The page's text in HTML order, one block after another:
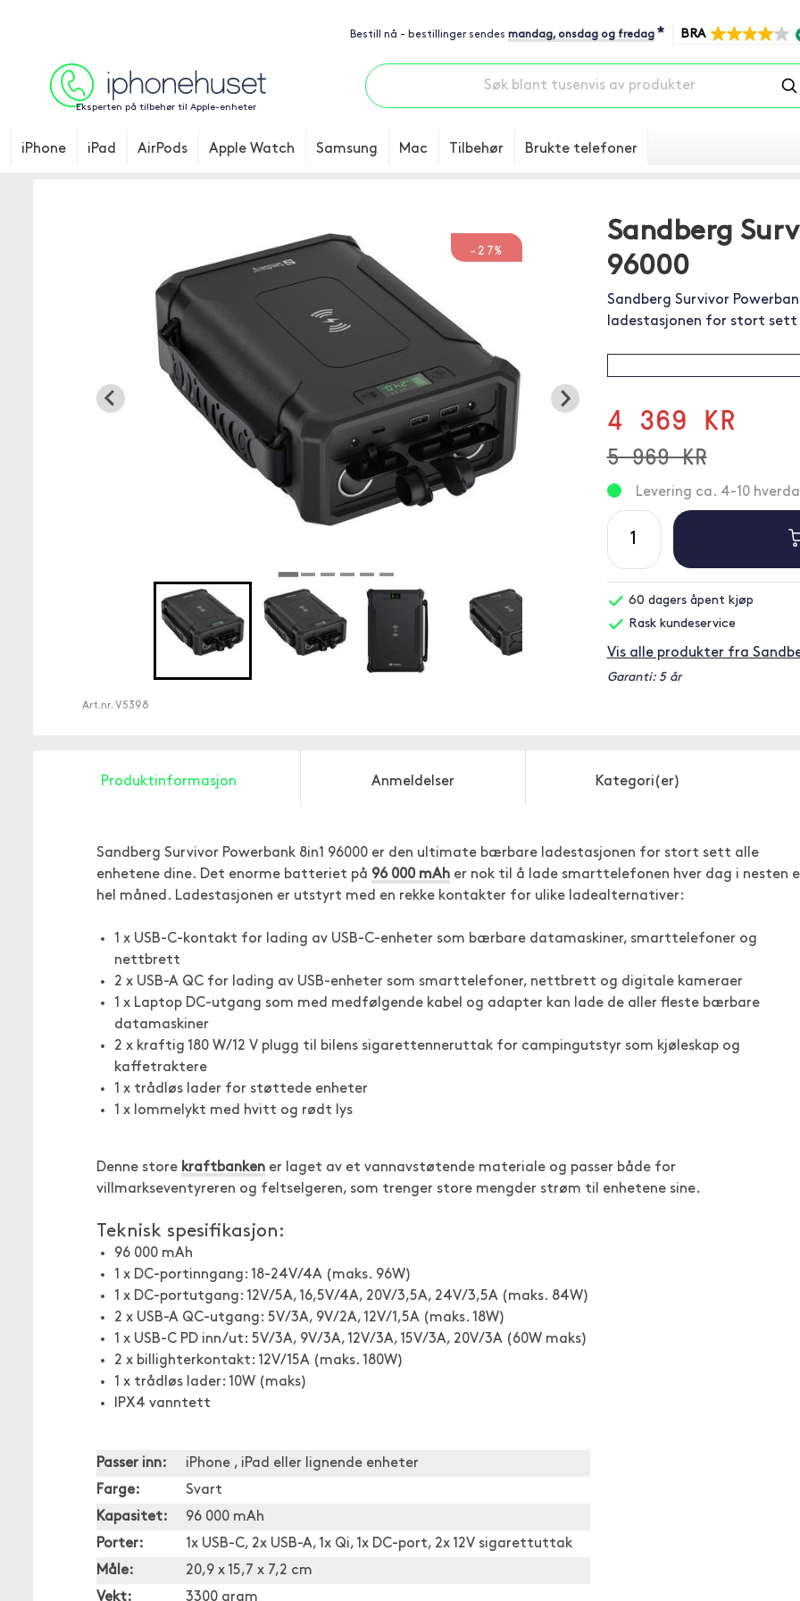
Bestill nå - bestillinger sendes mandag, onsdag og fredag * BRA
Eksperten på tilbehør til Apple-enheter
iPhone iPad AirPods Apple Watch Samsung Mac Tilbehør Brukte telefoner
-27%
Art.nr. V5398
Sandberg
96000
Sandberg Survivor
ladestasjonen for stort sett
4 369 KR
5 969 KR
Levering ca. 4-10
60 dagers åpent kjøp
Rask kundeservice
Vis alle produkter fra
Garanti: 5 år
Produktinformasjon Anmeldelser Kategori(er)
Sandberg Survivor Powerbank 8in1 96000 er den ultimate bærbare ladestasjonen for stort sett alle
enhetene dine. Det enorme batteriet på 96 000 mAh er nok til å lade smarttelefonen hver dag i nesten
hel måned. Ladestasjonen er utstyrt med en rekke kontakter for ulike ladealternativer:
1 x USB-C-kontakt for lading av USB-C-enheter som bærbare datamaskiner, smarttelefoner og
nettbrett
2 x USB-A QC for lading av USB-enheter som smarttelefoner, nettbrett og digitale kameraer
1 x Laptop DC-utgang som med medfølgende kabel og adapter kan lade de aller fleste bærbare
datamaskiner
2 x kraftig 180 W/12 V plugg til bilens sigarettenneruttak for campingutstyr som kjøleskap og
kaffetraktere
1 x trådløs lader for støttede enheter
1 x lommelykt med hvitt og rødt lys
Denne store kraftbanken er laget av et vannavstøtende materiale og passer både for
villmarkseventyreren og feltselgeren, som trenger store mengder strøm til enhetene sine.
Teknisk spesifikasjon:
96 000 mAh
1 x DC-portinngang: 18-24V/4A (maks. 96W)
1 x DC-portutgang: 12V/5A, 16,5V/4A, 20V/3,5A, 24V/3,5A (maks. 84W)
2 x USB-A QC-utgang: 5V/3A, 9V/2A, 12V/1,5A (maks. 18W)
1 x USB-C PD inn/ut: 5V/3A, 9V/3A, 12V/3A, 15V/3A, 20V/3A (60W maks)
2 x billighterkontakt: 12V/15A (maks. 180W)
1 x trådløs lader: 10W (maks)
IPX4 vanntett
Passer inn:
iPhone , iPad eller lignende enheter
Farge:
Svart
Kapasitet:
96 000 mAh
Porter:
1x USB-C, 2x USB-A, 1x Qi, 1x DC-port, 2x 12V sigarettuttak
Måle:
20,9 x 15,7 x 7,2 cm
Vekt:
3300 gram